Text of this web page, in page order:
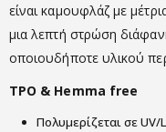
είναι καμουφλάζ με
μια λεπτή στρώση
οποιουδήποτε υλικού
TPO & Hemma free
Πολυμερίζεται σε UV/